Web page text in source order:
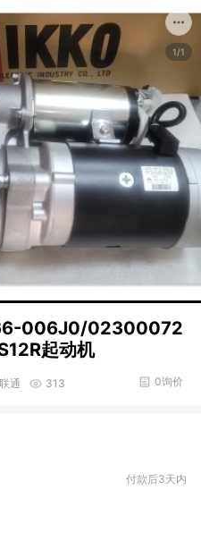
1/1
006J0/02300072
起动机
通 313 0询价
付款后3天内